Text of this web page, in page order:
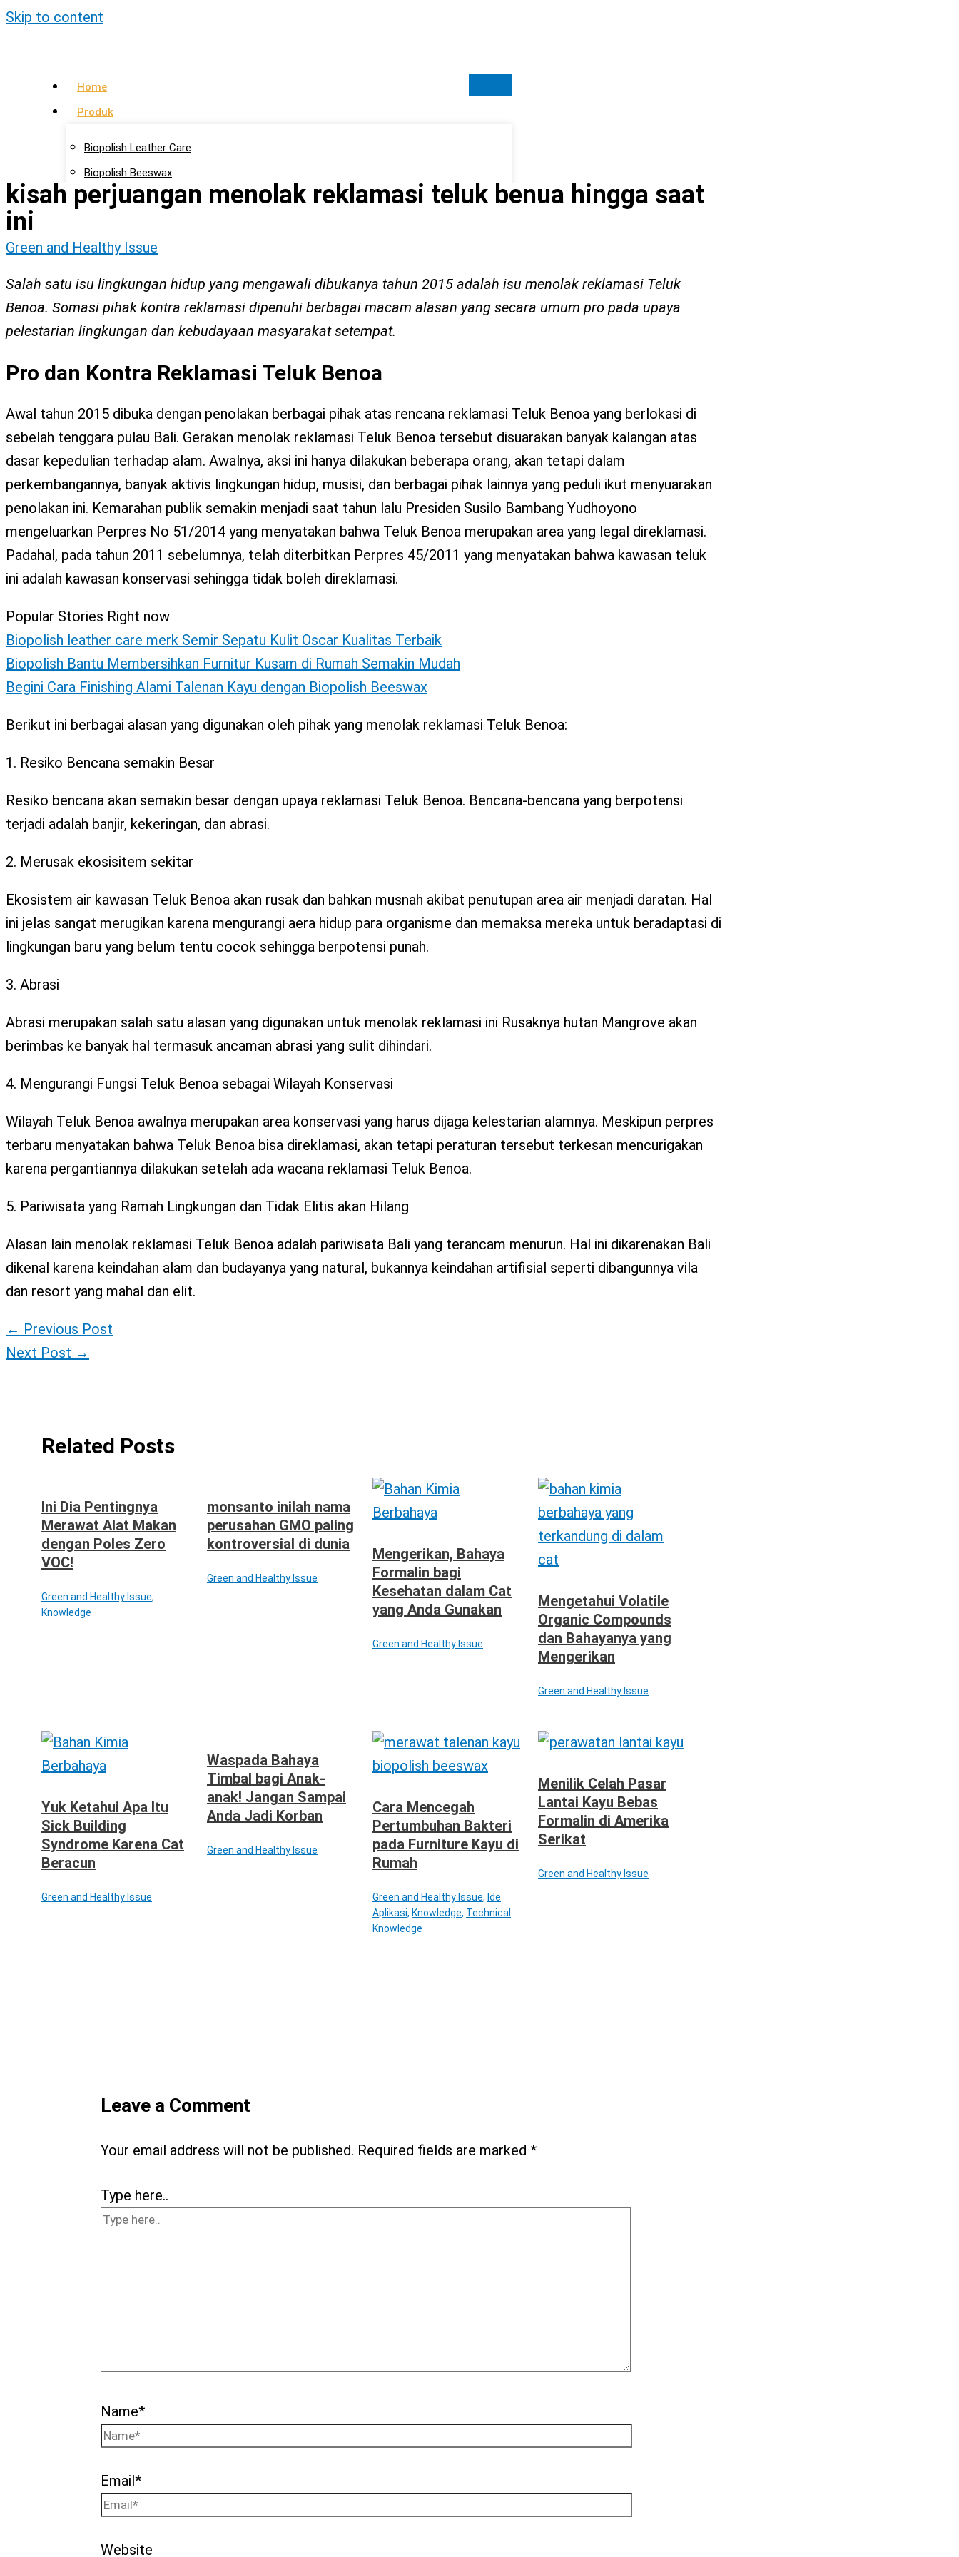
Skip to content
Home
Produk
Biopolish Leather Care
Biopolish Beeswax
Biopolish Natural Oil
Lokasi Agen
Kontak Kami
X
kisah perjuangan menolak reklamasi teluk benua hingga saat
ini
Green and Healthy Issue
Salah satu isu lingkungan hidup yang mengawali dibukanya tahun 2015 adalah isu menolak reklamasi Teluk
Benoa. Somasi pihak kontra reklamasi dipenuhi berbagai macam alasan yang secara umum pro pada upaya
pelestarian lingkungan dan kebudayaan masyarakat setempat.
Pro dan Kontra Reklamasi Teluk Benoa
Awal tahun 2015 dibuka dengan penolakan berbagai pihak atas rencana reklamasi Teluk Benoa yang berlokasi di
sebelah tenggara pulau Bali. Gerakan menolak reklamasi Teluk Benoa tersebut disuarakan banyak kalangan atas
dasar kepedulian terhadap alam. Awalnya, aksi ini hanya dilakukan beberapa orang, akan tetapi dalam
perkembangannya, banyak aktivis lingkungan hidup, musisi, dan berbagai pihak lainnya yang peduli ikut menyuarakan
penolakan ini. Kemarahan publik semakin menjadi saat tahun lalu Presiden Susilo Bambang Yudhoyono
mengeluarkan Perpres No 51/2014 yang menyatakan bahwa Teluk Benoa merupakan area yang legal direklamasi.
Padahal, pada tahun 2011 sebelumnya, telah diterbitkan Perpres 45/2011 yang menyatakan bahwa kawasan teluk
ini adalah kawasan konservasi sehingga tidak boleh direklamasi.
Popular Stories Right now
Biopolish leather care merk Semir Sepatu Kulit Oscar Kualitas Terbaik
Biopolish Bantu Membersihkan Furnitur Kusam di Rumah Semakin Mudah
Begini Cara Finishing Alami Talenan Kayu dengan Biopolish Beeswax
Berikut ini berbagai alasan yang digunakan oleh pihak yang menolak reklamasi Teluk Benoa:
1. Resiko Bencana semakin Besar
Resiko bencana akan semakin besar dengan upaya reklamasi Teluk Benoa. Bencana-bencana yang berpotensi
terjadi adalah banjir, kekeringan, dan abrasi.
2. Merusak ekosisitem sekitar
Ekosistem air kawasan Teluk Benoa akan rusak dan bahkan musnah akibat penutupan area air menjadi daratan. Hal
ini jelas sangat merugikan karena mengurangi aera hidup para organisme dan memaksa mereka untuk beradaptasi di
lingkungan baru yang belum tentu cocok sehingga berpotensi punah.
3. Abrasi
Abrasi merupakan salah satu alasan yang digunakan untuk menolak reklamasi ini Rusaknya hutan Mangrove akan
berimbas ke banyak hal termasuk ancaman abrasi yang sulit dihindari.
4. Mengurangi Fungsi Teluk Benoa sebagai Wilayah Konservasi
Wilayah Teluk Benoa awalnya merupakan area konservasi yang harus dijaga kelestarian alamnya. Meskipun perpres
terbaru menyatakan bahwa Teluk Benoa bisa direklamasi, akan tetapi peraturan tersebut terkesan mencurigakan
karena pergantiannya dilakukan setelah ada wacana reklamasi Teluk Benoa.
5. Pariwisata yang Ramah Lingkungan dan Tidak Elitis akan Hilang
Alasan lain menolak reklamasi Teluk Benoa adalah pariwisata Bali yang terancam menurun. Hal ini dikarenakan Bali
dikenal karena keindahan alam dan budayanya yang natural, bukannya keindahan artifisial seperti dibangunnya vila
dan resort yang mahal dan elit.
← Previous Post
Next Post →
Related Posts
Ini Dia Pentingnya
Merawat Alat Makan
dengan Poles Zero
VOC!
Green and Healthy Issue,
Knowledge
monsanto inilah nama
perusahan GMO paling
kontroversial di dunia
Green and Healthy Issue
Mengerikan, Bahaya
Formalin bagi
Kesehatan dalam Cat
yang Anda Gunakan
Green and Healthy Issue
Mengetahui Volatile
Organic Compounds
dan Bahayanya yang
Mengerikan
Green and Healthy Issue
Yuk Ketahui Apa Itu
Sick Building
Syndrome Karena Cat
Beracun
Green and Healthy Issue
Waspada Bahaya
Timbal bagi Anak-
anak! Jangan Sampai
Anda Jadi Korban
Green and Healthy Issue
Cara Mencegah
Pertumbuhan Bakteri
pada Furniture Kayu di
Rumah
Green and Healthy Issue, Ide
Aplikasi, Knowledge, Technical
Knowledge
Menilik Celah Pasar
Lantai Kayu Bebas
Formalin di Amerika
Serikat
Green and Healthy Issue
Leave a Comment
Your email address will not be published. Required fields are marked*
Type here..
Name*
Email*
Website